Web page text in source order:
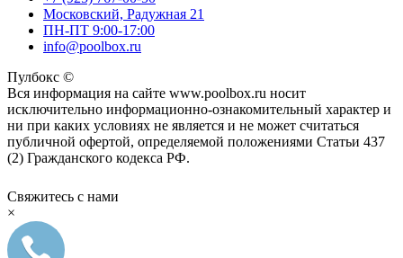
Московский, Радужная 21
ПН-ПТ 9:00-17:00
info@poolbox.ru
Пулбокс ©
Вся информация на сайте www.poolbox.ru носит
исключительно информационно-ознакомительный характер и
ни при каких условиях не является и не может считаться
публичной офертой, определяемой положениями Статьи 437
(2) Гражданского кодекса РФ.
Свяжитесь с нами
×